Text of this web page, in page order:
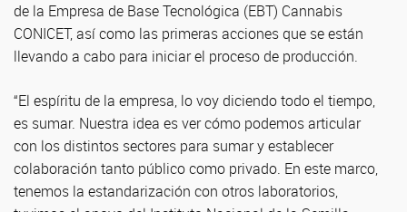
de la Empresa de Base Tecnológica (EBT) Cannabis
CONICET, así como las primeras acciones que se están
llevando a cabo para iniciar el proceso de producción.
“El espíritu de la empresa, lo voy diciendo todo el tiempo,
es sumar. Nuestra idea es ver cómo podemos articular
con los distintos sectores para sumar y establecer
colaboración tanto público como privado. En este marco,
tenemos la estandarización con otros laboratorios,